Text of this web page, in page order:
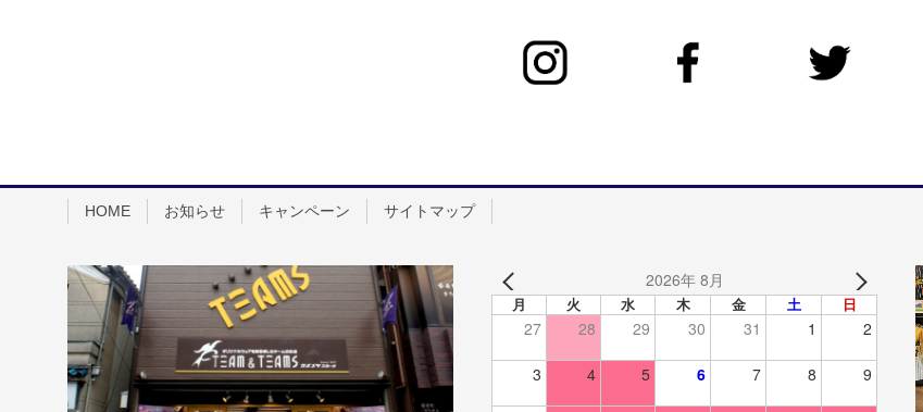
HOME お知らせ キャンペーン サイトマップ
2026年 8月
月 火 水 木 金 土 日
27 28 29 30 31 1 2
3 4 5 6 7 8 9